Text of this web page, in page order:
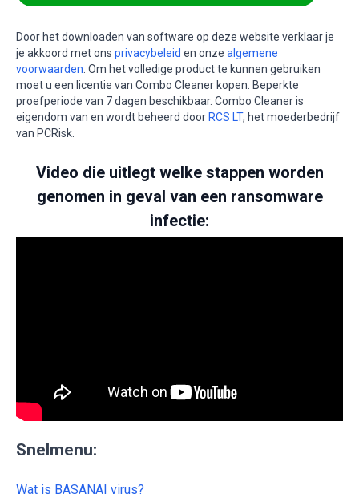
Door het downloaden van software op deze website verklaar je
je akkoord met ons privacybeleid en onze algemene
voorwaarden. Om het volledige product te kunnen gebruiken
moet u een licentie van Combo Cleaner kopen. Beperkte
proefperiode van 7 dagen beschikbaar. Combo Cleaner is
eigendom van en wordt beheerd door RCS LT, het moederbedrijf
van PCRisk.
Video die uitlegt welke stappen worden
genomen in geval van een ransomware
infectie:
Snelmenu:
Wat is BASANAI virus?